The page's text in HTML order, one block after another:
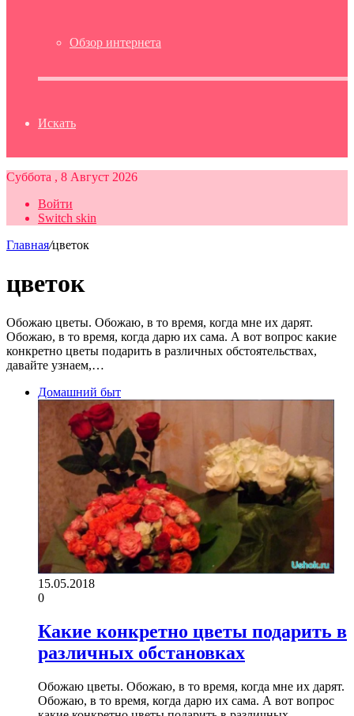
Обзор интернета
Искать
Суббота , 8 Август 2026
Войти
Switch skin
Главная/цветок
цветок
Обожаю цветы. Обожаю, в то время, когда мне их дарят.
Обожаю, в то время, когда дарю их сама. А вот вопрос какие
конкретно цветы подарить в различных обстоятельствах,
давайте узнаем,…
Домашний быт
15.05.2018
0
Какие конкретно цветы подарить в
различных обстановках
Обожаю цветы. Обожаю, в то время, когда мне их дарят.
Обожаю, в то время, когда дарю их сама. А вот вопрос